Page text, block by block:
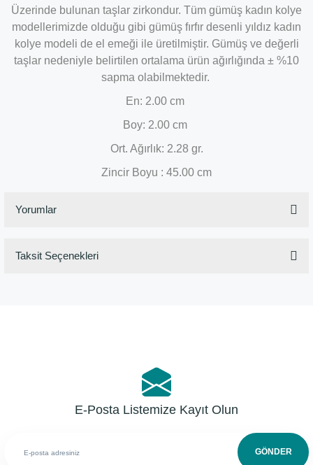
Üzerinde bulunan taşlar zirkondur. Tüm gümüş kadın kolye
modellerimizde olduğu gibi gümüş fırfır desenli yıldız kadın
kolye modeli de el emeği ile üretilmiştir. Gümüş ve değerli
taşlar nedeniyle belirtilen ortalama ürün ağırlığında ± %10
sapma olabilmektedir.
En: 2.00 cm
Boy: 2.00 cm
Ort. Ağırlık: 2.28 gr.
Zincir Boyu : 45.00 cm
Yorumlar
Taksit Seçenekleri
E-Posta Listemize Kayıt Olun
GÖNDER